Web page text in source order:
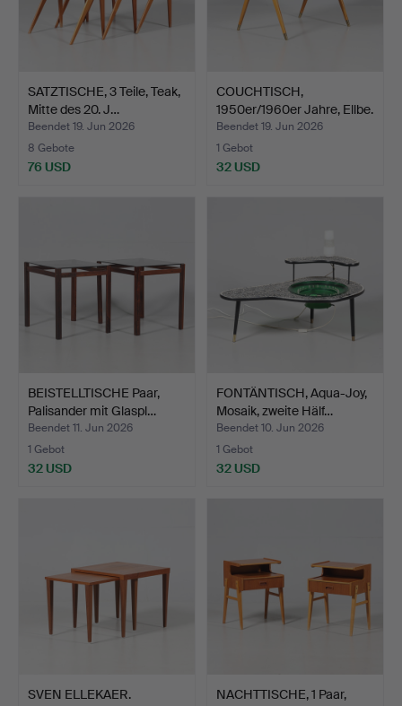
SATZTISCHE, 3 Teile, Teak,
Mitte des 20. J…
Beendet 19. Jun 2026
8 Gebote
76 USD
COUCHTISCH,
1950er/1960er Jahre, Ellbe.
Beendet 19. Jun 2026
1 Gebot
32 USD
BEISTELLTISCHE Paar,
Palisander mit Glaspl…
Beendet 11. Jun 2026
1 Gebot
32 USD
FONTÄNTISCH, Aqua-Joy,
Mosaik, zweite Hälf…
Beendet 10. Jun 2026
1 Gebot
32 USD
SVEN ELLEKAER.
NACHTTISCHE, 1 Paar,